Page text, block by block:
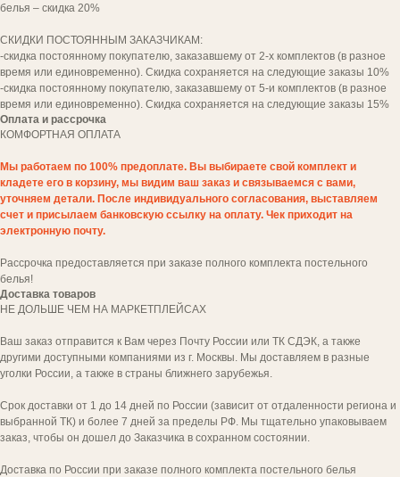
белья – скидка 20%
СКИДКИ ПОСТОЯННЫМ ЗАКАЗЧИКАМ:
-скидка постоянному покупателю, заказавшему от 2-х комплектов (в разное
время или единовременно). Скидка сохраняется на следующие заказы 10%
-скидка постоянному покупателю, заказавшему от 5-и комплектов (в разное
время или единовременно). Скидка сохраняется на следующие заказы 15%
Оплата и рассрочка
КОМФОРТНАЯ ОПЛАТА
Мы работаем по 100% предоплате. Вы выбираете свой комплект и
кладете его в корзину, мы видим ваш заказ и связываемся с вами,
уточняем детали. После индивидуального согласования, выставляем
счет и присылаем банковскую ссылку на оплату. Чек приходит на
электронную почту.
Рассрочка предоставляется при заказе полного комплекта постельного
белья!
Доставка товаров
НЕ ДОЛЬШЕ ЧЕМ НА МАРКЕТПЛЕЙСАХ
Ваш заказ отправится к Вам через Почту России или ТК СДЭК, а также
другими доступными компаниями из г. Москвы. Мы доставляем в разные
уголки России, а также в страны ближнего зарубежья.
Срок доставки от 1 до 14 дней по России (зависит от отдаленности региона и
выбранной ТК) и более 7 дней за пределы РФ. Мы тщательно упаковываем
заказ, чтобы он дошел до Заказчика в сохранном состоянии.
Доставка по России при заказе полного комплекта постельного белья
Напишите нам для заказа комплекта.
Да, я согласен(на) сполитикой обработки
персональных данных
заказать звонок